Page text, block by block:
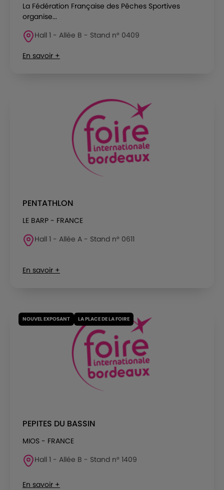
La Fédération Française des Pêches Sportives
organise...
Hall 1 - Allée B - Stand n° 0409
En savoir +
PENTATHLON
LE BARP - FRANCE
Hall 1 - Allée A - Stand n° 0611
En savoir +
NOUVEL EXPOSANT LA PLACE DE LA FOIRE
PEPITES DU BASSIN
MIOS - FRANCE
Hall 1 - Allée B - Stand n° 1409
En savoir +